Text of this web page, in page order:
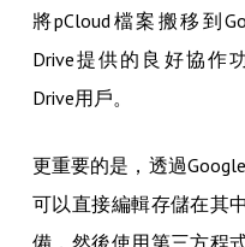
將pCloud檔案搬移到
Drive提供的良好協作
Drive用戶。
更重要的是，透過
可以直接編輯存儲在其
備，然後使用第三方程